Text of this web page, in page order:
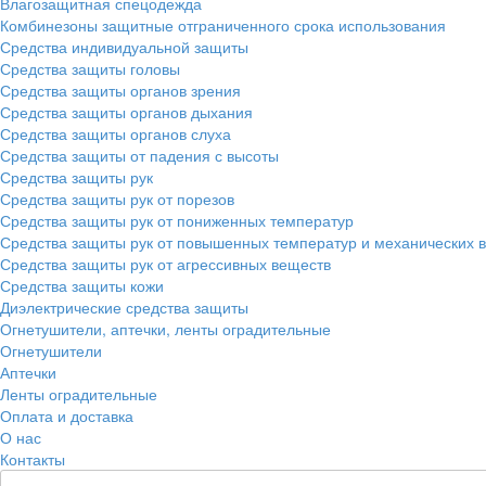
Комбинезоны защитные отграниченного срока использования
Средства индивидуальной защиты
Средства защиты головы
Средства защиты органов зрения
Средства защиты органов дыхания
Средства защиты органов слуха
Средства защиты от падения с высоты
Средства защиты рук
Средства защиты рук от порезов
Средства защиты рук от пониженных температур
Средства защиты рук от повышенных температур и механических
Средства защиты рук от агрессивных веществ
Средства защиты кожи
Диэлектрические средства защиты
Огнетушители, аптечки, ленты оградительные
Огнетушители
Аптечки
Ленты оградительные
Оплата и доставка
О нас
Контакты